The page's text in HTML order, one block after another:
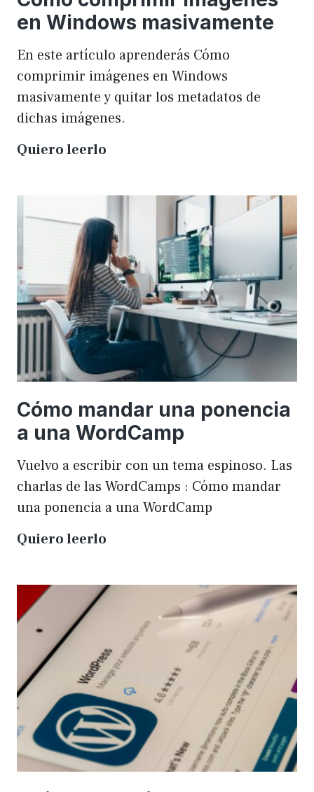
en Windows masivamente
En este artículo aprenderás Cómo
comprimir imágenes en Windows
masivamente y quitar los metadatos de
dichas imágenes.
Quiero leerlo
imágenes
Windows
masivamente
Cómo mandar una ponencia
a una WordCamp
Vuelvo a escribir con un tema espinoso. Las
charlas de las WordCamps : Cómo mandar
una ponencia a una WordCamp
Quiero leerlo
una
una
WordCamp